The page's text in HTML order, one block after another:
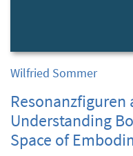
Wilfried Sommer
Resonanzfiguren
Understanding
Space of